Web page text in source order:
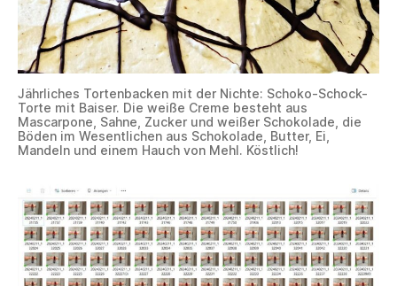
Jährliches Tortenbacken mit der Nichte: Schoko-Schock-
Torte mit Baiser. Die weiße Creme besteht aus
Mascarpone, Sahne, Zucker und weißer Schokolade, die
Böden im Wesentlichen aus Schokolade, Butter, Ei,
Mandeln und einem Hauch von Mehl. Köstlich!